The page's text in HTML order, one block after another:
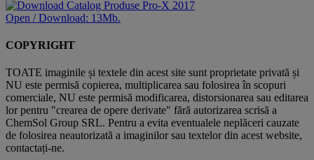
Open / Download: 13Mb.
COPYRIGHT
TOATE imaginile și textele din acest site sunt proprietate privată și
NU este permisă copierea, multiplicarea sau folosirea în scopuri
comerciale, NU este permisă modificarea, distorsionarea sau editarea
lor pentru "crearea de opere derivate" fără autorizarea scrisă a
ChemSol Group SRL. Pentru a evita eventualele neplăceri cauzate
de folosirea neautorizată a imaginilor sau textelor din acest website,
contactați-ne.